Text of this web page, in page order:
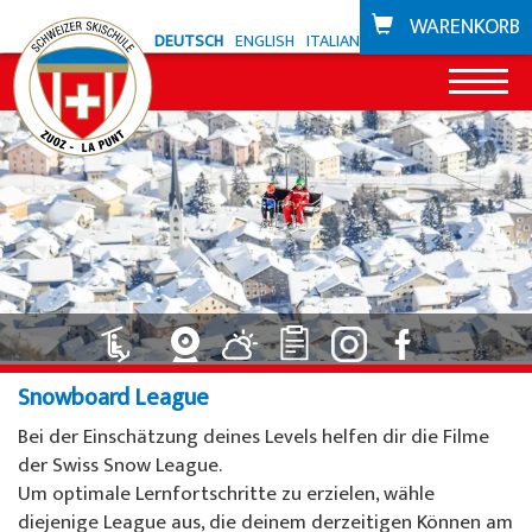
DEUTSCH ENGLISH ITALIANO WARENKORB
News
Angebot Zuoz
Snowli Kids Village
Kinderunterricht Ski
Kinderunterricht SB
Erwachsenenunterricht
Privatunterricht
Angebot La Punt
Snowli Kids Village
Kinderunterricht
Privatunterricht
Willy's Skiverleih
Bikeschule
Gutscheine
Skigebiete
Zuoz
Snowboard League
Bei der Einschätzung deines Levels helfen dir die Filme
der Swiss Snow League.
Um optimale Lernfortschritte zu erzielen, wähle
diejenige League aus, die deinem derzeitigen Können am